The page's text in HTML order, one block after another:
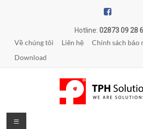
Hotline:02873 09 28
Về chúng tôi Liên hệ Chính sách bảo
Download
TPH
Menu